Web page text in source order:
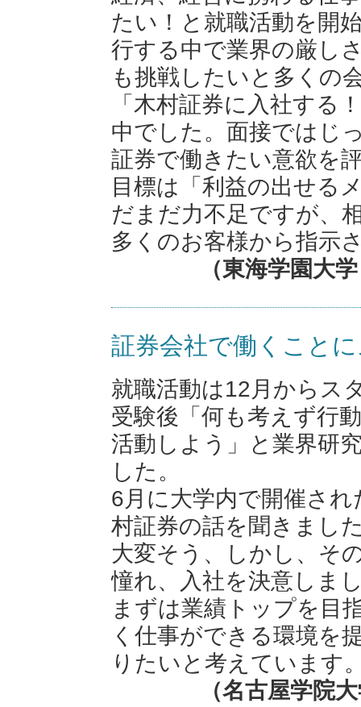
たい！と就職活動を開
行する中で業界の厳し
も挑戦したいと多くの
「木村証券に入社する
中でした。面接ではじ
証券で働きたい意欲を
目標は「利益の出せる
だまだ力不足ですが、
多くのお客様から指示
（東海学園大
証券会社で働くこと
就職活動は12月からス
受験後「何も考えず行
活動しよう」と業界研
した。
6月に大学内で開催さ
村証券の話を聞きまし
大変そう、しかし、そ
憧れ、入社を決意しま
まずは業績トップを目
く仕事ができる環境を
りたいと考えています
（名古屋学院